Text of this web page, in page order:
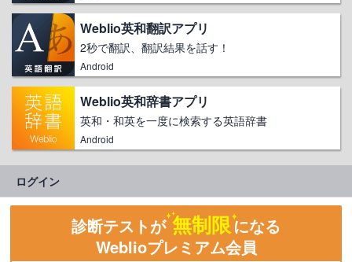
Weblio英和翻訳アプリ
2秒で翻訳、翻訳結果を話す！
Android
Weblio英和辞書アプリ
英和・和英を一度に検索する英語辞書
Android
ログイン
診断テストが 無制限になる
Weblioプレミアム会員